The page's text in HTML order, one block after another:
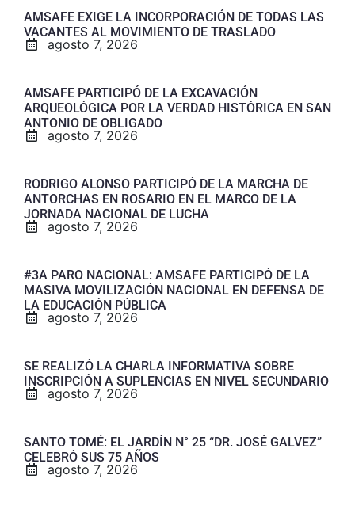
AMSAFE EXIGE LA INCORPORACIÓN DE TODAS LAS
VACANTES AL MOVIMIENTO DE TRASLADO
agosto 7, 2026
AMSAFE PARTICIPÓ DE LA EXCAVACIÓN
ARQUEOLÓGICA POR LA VERDAD HISTÓRICA EN SAN
ANTONIO DE OBLIGADO
agosto 7, 2026
RODRIGO ALONSO PARTICIPÓ DE LA MARCHA DE
ANTORCHAS EN ROSARIO EN EL MARCO DE LA
JORNADA NACIONAL DE LUCHA
agosto 7, 2026
#3A PARO NACIONAL: AMSAFE PARTICIPÓ DE LA
MASIVA MOVILIZACIÓN NACIONAL EN DEFENSA DE
LA EDUCACIÓN PÚBLICA
agosto 7, 2026
SE REALIZÓ LA CHARLA INFORMATIVA SOBRE
INSCRIPCIÓN A SUPLENCIAS EN NIVEL SECUNDARIO
agosto 7, 2026
SANTO TOMÉ: EL JARDÍN N° 25 “DR. JOSÉ GALVEZ”
CELEBRÓ SUS 75 AÑOS
agosto 7, 2026